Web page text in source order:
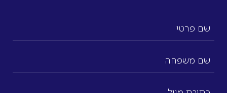
פרטי
משפחה